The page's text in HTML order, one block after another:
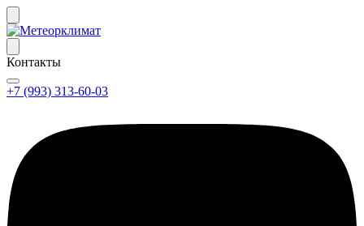
Контакты
+7 (993) 313-60-03